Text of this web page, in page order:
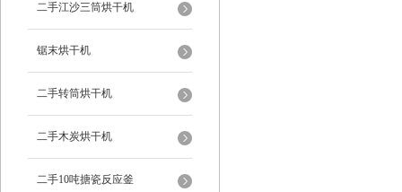
二手江沙三筒烘干机
锯末烘干机
二手转筒烘干机
二手木炭烘干机
二手10吨搪瓷反应釜